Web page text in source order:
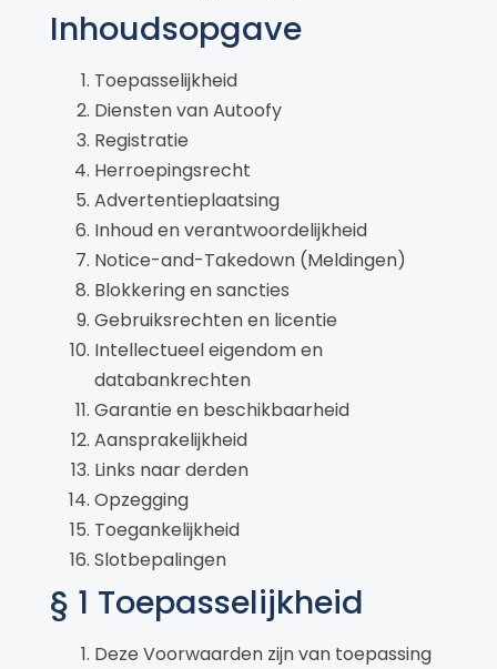
Inhoudsopgave
Toepasselijkheid
Diensten van Autoofy
Registratie
Herroepingsrecht
Advertentieplaatsing
Inhoud en verantwoordelijkheid
Notice-and-Takedown (Meldingen)
Blokkering en sancties
Gebruiksrechten en licentie
Intellectueel eigendom en
databankrechten
Garantie en beschikbaarheid
Aansprakelijkheid
Links naar derden
Opzegging
Toegankelijkheid
Slotbepalingen
§ 1 Toepasselijkheid
Deze Voorwaarden zijn van toepassing